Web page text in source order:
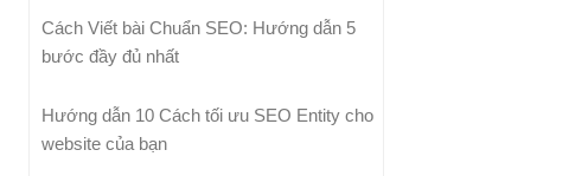
Cách Viết bài Chuẩn SEO: Hướng dẫn 5
bước đầy đủ nhất
Hướng dẫn 10 Cách tối ưu SEO Entity cho
website của bạn